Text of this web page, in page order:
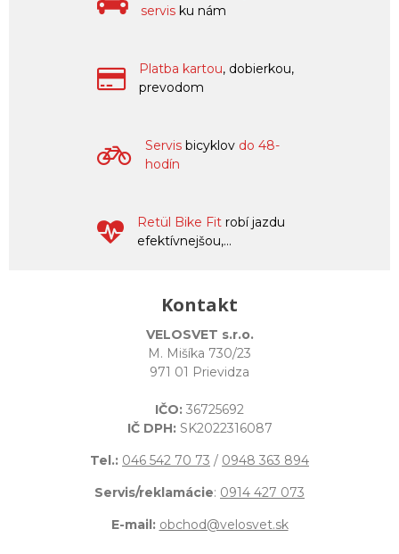
servis ku nám
Platba kartou, dobierkou,
prevodom
Servis bicyklov do 48-
hodín
Retül Bike Fit robí jazdu
efektívnejšou,...
Kontakt
VELOSVET s.r.o.
M. Mišíka 730/23
971 01 Prievidza
IČO: 36725692
IČ DPH: SK2022316087
Tel.: 046 542 70 73 / 0948 363 894
Servis/reklamácie: 0914 427 073
E-mail: obchod@velosvet.sk